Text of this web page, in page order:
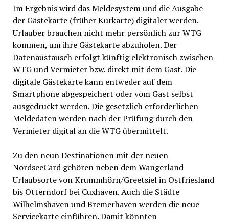
Im Ergebnis wird das Meldesystem und die Ausgabe
der Gästekarte (früher Kurkarte) digitaler werden.
Urlauber brauchen nicht mehr persönlich zur WTG
kommen, um ihre Gästekarte abzuholen. Der
Datenaustausch erfolgt künftig elektronisch zwischen
WTG und Vermieter bzw. direkt mit dem Gast. Die
digitale Gästekarte kann entweder auf dem
Smartphone abgespeichert oder vom Gast selbst
ausgedruckt werden. Die gesetzlich erforderlichen
Meldedaten werden nach der Prüfung durch den
Vermieter digital an die WTG übermittelt.
Zu den neun Destinationen mit der neuen
NordseeCard gehören neben dem Wangerland
Urlaubsorte von Krummhörn/Greetsiel in Ostfriesland
bis Otterndorf bei Cuxhaven. Auch die Städte
Wilhelmshaven und Bremerhaven werden die neue
Servicekarte einführen. Damit könnten